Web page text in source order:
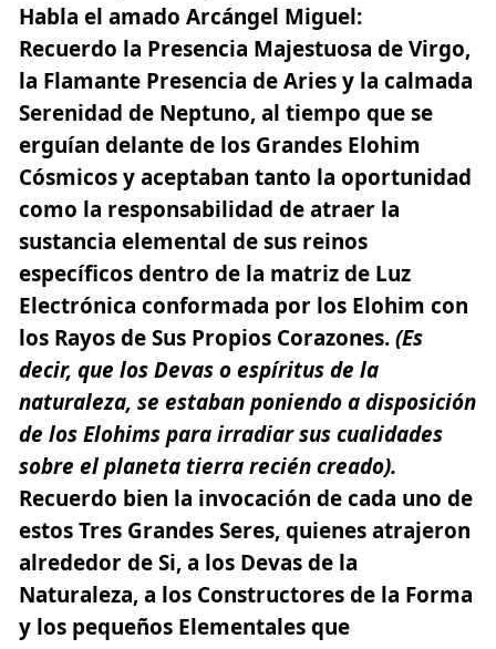
Habla el amado Arcángel Miguel:
Recuerdo la Presencia Majestuosa de Virgo,
la Flamante Presencia de Aries y la calmada
Serenidad de Neptuno, al tiempo que se
erguían delante de los Grandes Elohim
Cósmicos y aceptaban tanto la oportunidad
como la responsabilidad de atraer la
sustancia elemental de sus reinos
específicos dentro de la matriz de Luz
Electrónica conformada por los Elohim con
los Rayos de Sus Propios Corazones.(Es
decir, que los Devas o espíritus de la
naturaleza, se estaban poniendo a disposición
de los Elohims para irradiar sus cualidades
sobre el planeta tierra recién creado).
Recuerdo bien la invocación de cada uno de
estos Tres Grandes Seres, quienes atrajeron
alrededor de Si, a los Devas de la
Naturaleza, a los Constructores de la Forma
y los pequeños Elementales que